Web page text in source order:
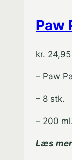
Paw
kr. 24,95
– Paw
– 8 stk.
– 200
Læs